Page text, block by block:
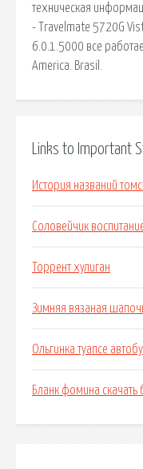
техническая
- Travelmate 5720G
6.0.1.5000 все
America. Brasil.
Links to Important
История названий
Соловейчик
Торрент хулиган
Зимняя вязаная
Ольгинка туапсе
Бланк фомина скачать